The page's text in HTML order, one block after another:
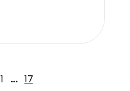
1 ... 17